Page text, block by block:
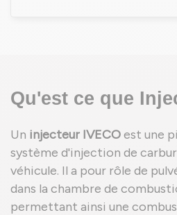
Qu'est ce que
Un injecteur IVECOest une
système d'injection de
véhicule. Il a pour rôle de
dans la chambre de
permettant ainsi une